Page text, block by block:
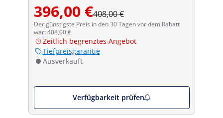
396,00 €408,00 €
Der günstigste Preis in den 30 Tagen vor dem Rabatt
war: 408,00 €
Zeitlich begrenztes Angebot
Tiefpreisgarantie
Ausverkauft
Verfügbarkeit prüfen